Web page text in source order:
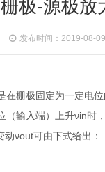
极-源极放
发布时间：2019-08-
栅极固定为一定电
（输入端）上升νin
νout可由下式给出：